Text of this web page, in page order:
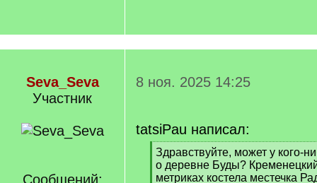
Seva_Seva
Участник
Сообщений:
8 ноя. 2025 14:25
tatsiPau написал:
[
q
]
Здравствуйте, может у кого-
о деревне Буды?
метриках костела местечка